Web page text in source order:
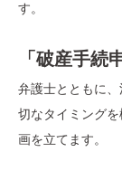
す。
「破産手続
弁護士とともに
切なタイミング
画を立てます。